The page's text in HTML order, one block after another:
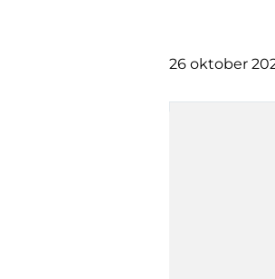
26 oktober